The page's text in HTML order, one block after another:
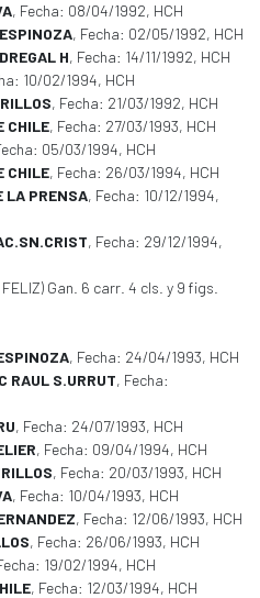
, Fecha: 08/04/1992, HCH
, Fecha: 02/05/1992, HCH
H, Fecha: 14/11/1992, HCH
10/02/1994, HCH
, Fecha: 21/03/1992, HCH
CHILE, Fecha: 27/03/1993, HCH
05/03/1994, HCH
CHILE, Fecha: 26/03/1994, HCH
LA PRENSA, Fecha: 10/12/1994,
, Fecha: 29/12/1994,
FELIZ) Gan. 6 carr. 4 cls. y 9 figs.
, Fecha: 24/04/1993, HCH
RAUL S.URRUT, Fecha:
, Fecha: 24/07/1993, HCH
, Fecha: 09/04/1994, HCH
, Fecha: 20/03/1993, HCH
, Fecha: 10/04/1993, HCH
, Fecha: 12/06/1993, HCH
, Fecha: 26/06/1993, HCH
19/02/1994, HCH
, Fecha: 12/03/1994, HCH